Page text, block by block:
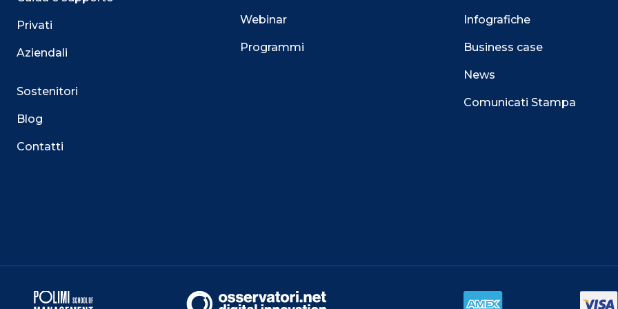
Privati
Aziendali
Sostenitori
Blog
Contatti
Webinar
Programmi
Infografiche
Business case
News
Comunicati Stampa
servizio. Utilizziamo i cookie anche per fornirti un’esperienza di navigazione sempre migliore, per
mirate aderenti alle tue abitudini di navigazione e ai tuoi interessi.
Puoi esprimere il tuo consenso cliccando su ACCETTA.